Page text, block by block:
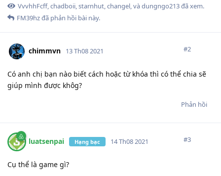
VvvhhFcff,chadboii,starnhut,changel, vàdungngo213đã xem.
FM39hzđã phản hồi bài này.
chimmvn 13 Th08 2021 #2
Có anh chị bạn nào biết cách hoặc từ khóa thì có thể chia sẽ
giúp mình được khôg?
Phản hồi
luatsenpai Hạng bạc 14 Th08 2021 #3
Cụ thể là game gì?